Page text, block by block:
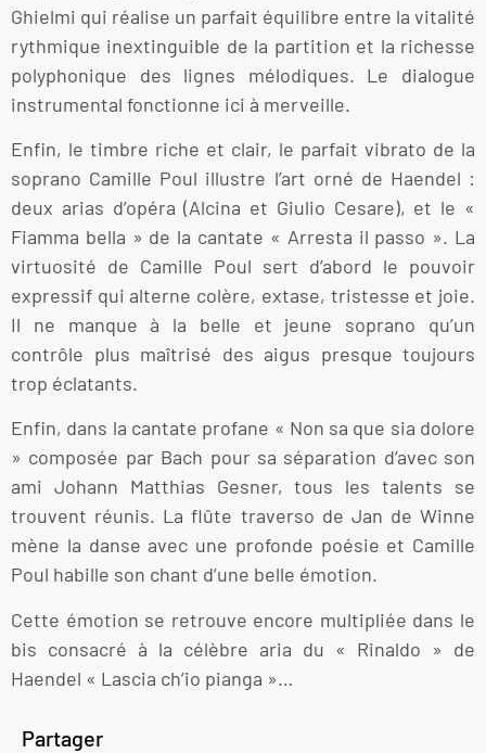
Ghielmi qui réalise un parfait équilibre entre la vitalité
rythmique inextinguible de la partition et la richesse
polyphonique des lignes mélodiques. Le dialogue
instrumental fonctionne ici à merveille.
Enfin, le timbre riche et clair, le parfait vibrato de la
soprano Camille Poul illustre l’art orné de Haendel :
deux arias d’opéra (Alcina et Giulio Cesare), et le «
Fiamma bella » de la cantate « Arresta il passo ». La
virtuosité de Camille Poul sert d’abord le pouvoir
expressif qui alterne colère, extase, tristesse et joie.
Il ne manque à la belle et jeune soprano qu’un
contrôle plus maîtrisé des aigus presque toujours
trop éclatants.
Enfin, dans la cantate profane « Non sa que sia dolore
» composée par Bach pour sa séparation d’avec son
ami Johann Matthias Gesner, tous les talents se
trouvent réunis. La flûte traverso de Jan de Winne
mène la danse avec une profonde poésie et Camille
Poul habille son chant d’une belle émotion.
Cette émotion se retrouve encore multipliée dans le
bis consacré à la célèbre aria du « Rinaldo » de
Haendel « Lascia ch’io pianga »…
Partager